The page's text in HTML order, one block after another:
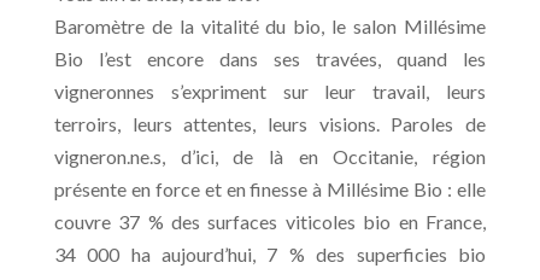
Baromètre de la vitalité du bio, le salon Millésime
Bio l’est encore dans ses travées, quand les
vigneronnes s’expriment sur leur travail, leurs
terroirs, leurs attentes, leurs visions. Paroles de
vigneron.ne.s, d’ici, de là en Occitanie, région
présente en force et en finesse à Millésime Bio : elle
couvre 37 % des surfaces viticoles bio en France,
34 000 ha aujourd’hui, 7 % des superficies bio